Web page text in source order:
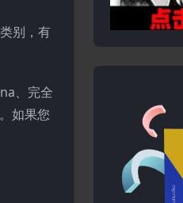
别，有
、完全
如果您